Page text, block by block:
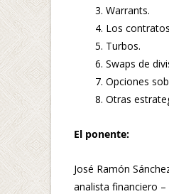
3. Warrants.
4. Los
5. Turbos.
6. Swaps de
7. Opciones
8. Otras
El ponente:
José Ramón
analista financiero